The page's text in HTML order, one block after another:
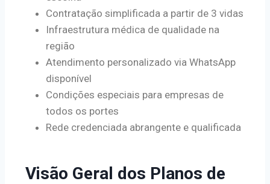
Contratação simplificada a partir de 3 vidas
Infraestrutura médica de qualidade na
região
Atendimento personalizado via WhatsApp
disponível
Condições especiais para empresas de
todos os portes
Rede credenciada abrangente e qualificada
Visão Geral dos Planos de